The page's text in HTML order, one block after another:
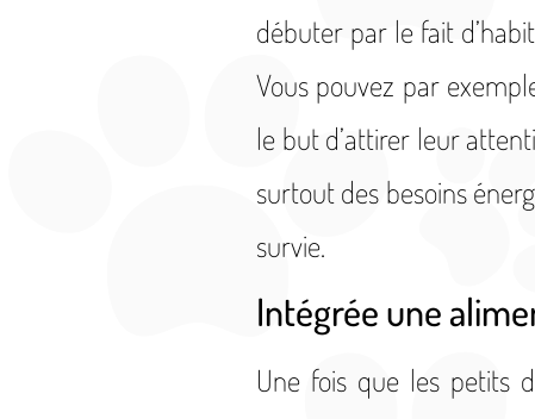
débuter par le fait
Vous pouvez par
le but d’attirer leur
surtout des besoins
survie.
Intégrée une
Une fois que les petits